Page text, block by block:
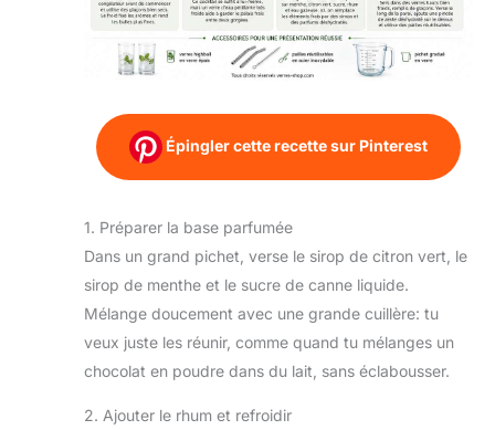
Épingler cette recette sur Pinterest
1. Préparer la base parfumée
Dans un grand pichet, verse le sirop de citron vert, le
sirop de menthe et le sucre de canne liquide.
Mélange doucement avec une grande cuillère: tu
veux juste les réunir, comme quand tu mélanges un
chocolat en poudre dans du lait, sans éclabousser.
2. Ajouter le rhum et refroidir